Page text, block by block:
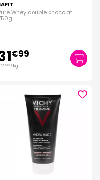
Whey double chocolat
€99
€65/kg